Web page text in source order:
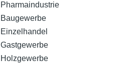
Pharmaindustrie
Baugewerbe
Einzelhandel
Gastgewerbe
Holzgewerbe